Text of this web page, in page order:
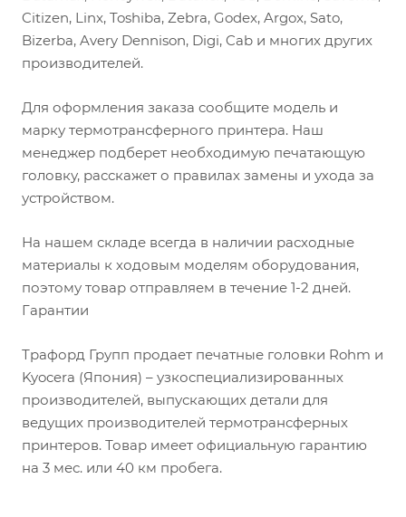
Citizen, Linx, Toshiba, Zebra, Godex, Argox, Sato,
Bizerba, Avery Dennison, Digi, Cab и многих других
производителей.
Для оформления заказа сообщите модель и
марку термотрансферного принтера. Наш
менеджер подберет необходимую печатающую
головку, расскажет о правилах замены и ухода за
устройством.
На нашем складе всегда в наличии расходные
материалы к ходовым моделям оборудования,
поэтому товар отправляем в течение 1-2 дней.
Гарантии
Трафорд Групп продает печатные головки Rohm и
Kyocera (Япония) – узкоспециализированных
производителей, выпускающих детали для
ведущих производителей термотрансферных
принтеров. Товар имеет официальную гарантию
на 3 мес. или 40 км пробега.